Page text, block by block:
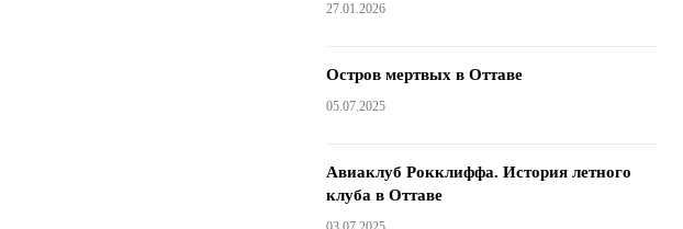
27.01.2026
Остров мертвых в Оттаве
05.07.2025
Авиаклуб Рокклиффа. История летного
клуба в Оттаве